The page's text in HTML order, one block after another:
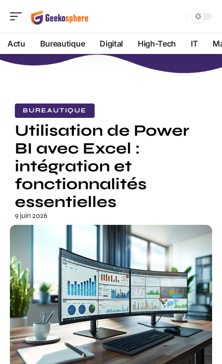
Actu Bureautique Digital High-Tech IT
BUREAUTIQUE
Utilisation de Power
BI avec Excel :
intégration et
fonctionnalités
essentielles
9 juin 2026